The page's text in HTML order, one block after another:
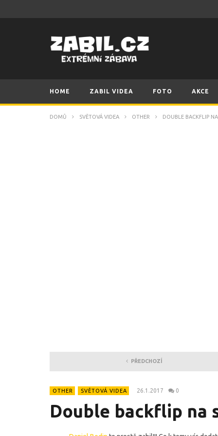
HOME ZABIL VIDEA FOTO AKCE
DOMŮ SVĚTOVÁ VIDEA OTHER DOUBLE BACKFLIP
PŘEDCHOZÍ
OTHER SVĚTOVÁ VIDEA 26.1.2017 0
Double backflip na